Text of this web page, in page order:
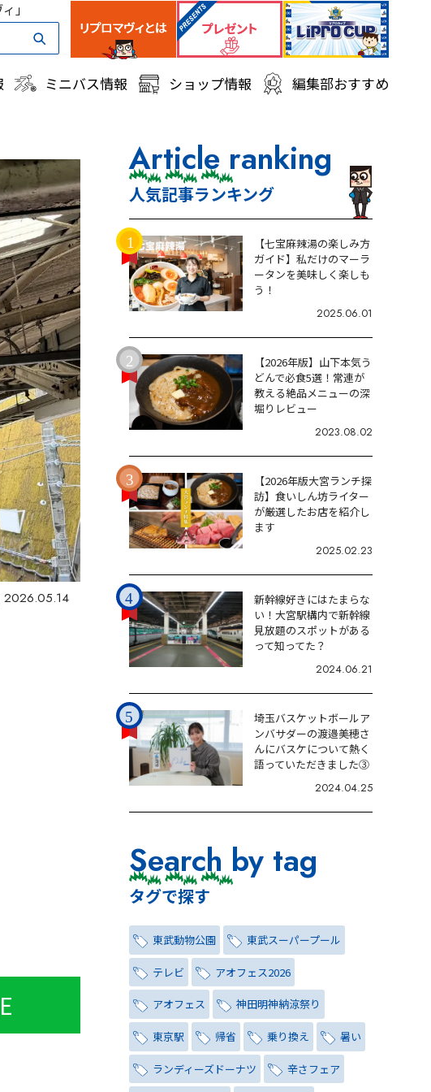
」
ミニバス情報 ショップ情報 編集部おすすめ
2026.05.14
Article ranking
人気記事ランキング
【七宝麻辣湯の楽しみ方
ガイド】私だけのマーラ
ータンを美味しく楽しも
う！
2025.06.01
【2026年版】山下本気う
どんで必食5選！常連が
教える絶品メニューの深
堀りレビュー
2023.08.02
【2026年版大宮ランチ探
訪】食いしん坊ライター
が厳選したお店を紹介し
ます
2025.02.23
新幹線好きにはたまらな
い！大宮駅構内で新幹線
見放題のスポットがある
って知ってた？
2024.06.21
埼玉バスケットボールア
ンバサダーの渡邉美穂さ
んにバスケについて熱く
語っていただきました③
2024.04.25
Search by tag
タグで探す
東武動物公園 東武スーパープール
テレビ アオフェス2026
アオフェス 神田明神納涼祭り
東京駅 帰省 乗り換え 暑い
ランディーズドーナツ 辛さフェア